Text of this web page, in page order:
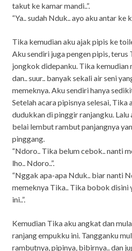
takut ke kamar mandi..”.
“Ya.. sudah Nduk.. ayo aku antar ke
Tika kemudian aku ajak pipis ke
Aku sendiri juga pengen pipis, terus
jongkok didepanku. Tika kemudian
dan.. suur.. banyak sekali air seni
memeknya. Aku sendiri hanya
Setelah acara pipisnya selesai, Tika
dudukkan di pinggir ranjangku. Lalu
belai lembut rambut panjangnya
pinggang.
“Ndoro.. Tika belum cebok.. nanti
lho.. Ndoro..”.
“Nggak apa-apa Nduk.. biar nanti
memeknya Tika.. Tika bobok disini
ini..”.
Kemudian Tika aku angkat dan
ranjang empukku ini. Tangganku
rambutnya, pipinya, bibirnya.. dan